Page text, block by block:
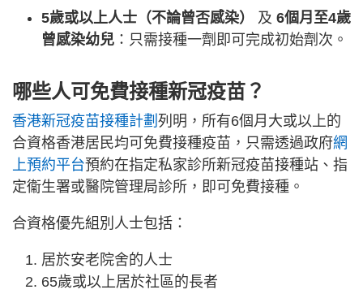
5歲或以上人士（不論曾否感染） 及 6個月至4歲
曾感染幼兒 ：只需接種一劑即可完成初始劑次。
哪些人可免費接種新冠疫苗？
香港新冠疫苗接種計劃 列明，所有6個月大或以上的
合資格香港居民均可免費接種疫苗，只需透過政府網
上預約平台預約在指定私家診所新冠疫苗接種站、指
定衞生署或醫院管理局診所，即可免費接種。
合資格優先組別人士包括：
居於安老院舍的人士
65歲或以上居於社區的長者